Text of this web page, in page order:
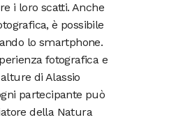
i loro scatti. Anche
è possibile
lo smartphone.
fotografica e
di Alassio
partecipante può
della Natura